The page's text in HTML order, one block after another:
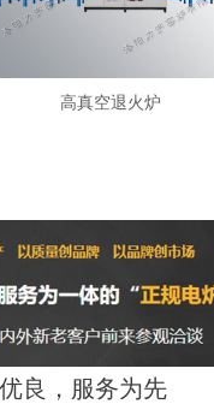
高真空退火炉
良，服务为先